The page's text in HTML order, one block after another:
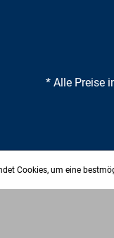
* Alle Preise
Cookies, um eine